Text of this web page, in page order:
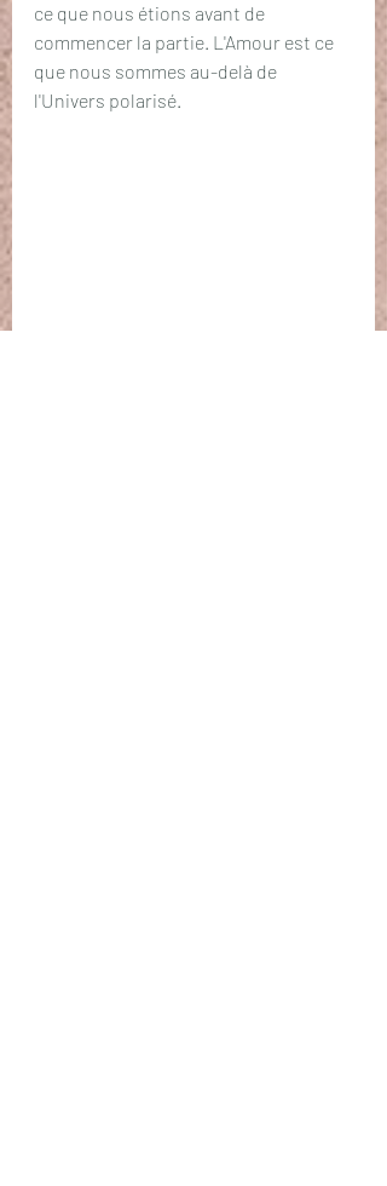
ce que nous étions avant de
commencer la partie. L'Amour est ce
que nous sommes au-delà de
l'Univers polarisé.